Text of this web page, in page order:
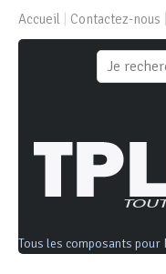
Accueil Contactez-nous
Tous les composants pour